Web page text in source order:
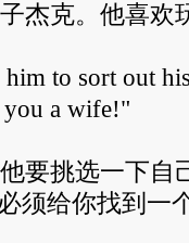
克。他喜欢
to sort out
you a wife!"
挑选一下自
须给你找到一